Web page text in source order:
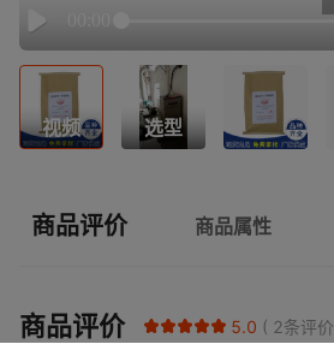
Play
视频 选型
商品评价 商品属性
商品评价 5.0 2条评价